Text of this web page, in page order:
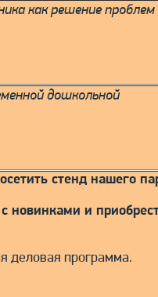
как решение проблем
дошкольной
стенд нашего
новинками и
деловая программа.